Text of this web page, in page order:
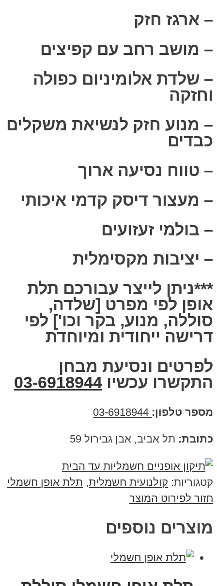
– ארגז חזק
– מושב רחב עם קפיצים
– שלדת אלומיניום כפולה
וחזקה
– מנוע חזק לנשיאת משקלים
כבדים
– טווח נסיעה ארוך
– מעצור דיסק קדמי איכותי
– בולמי זעזועים
– יציבות מקסימלית
***ניתן לייצר עבורכם תלת
אופן לפי מפרט [שלדה,
סוללה, מנוע, בקר וכו'] לפי
דרישה ייחודית ומיוחדת
לפרטים ונסיעת מבחן
התקשרו עכשיו 03-6918944
מספר טלפון:
כתובת: תל אביב, אבן גבירול 59
קטגוריות: קולנועית חשמלית, תלת אופן חשמלי
חזור לפירוט המוצר
מוצרים נוספים